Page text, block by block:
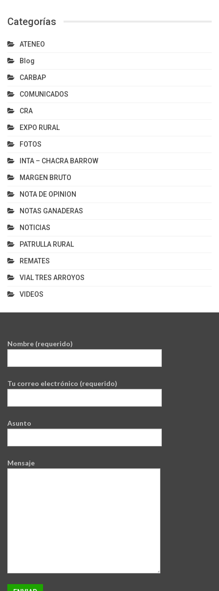
Categorías
ATENEO
Blog
CARBAP
COMUNICADOS
CRA
EXPO RURAL
FOTOS
INTA – CHACRA BARROW
MARGEN BRUTO
NOTA DE OPINION
NOTAS GANADERAS
NOTICIAS
PATRULLA RURAL
REMATES
VIAL TRES ARROYOS
VIDEOS
Nombre (requerido)
Tu correo electrónico (requerido)
Asunto
Mensaje